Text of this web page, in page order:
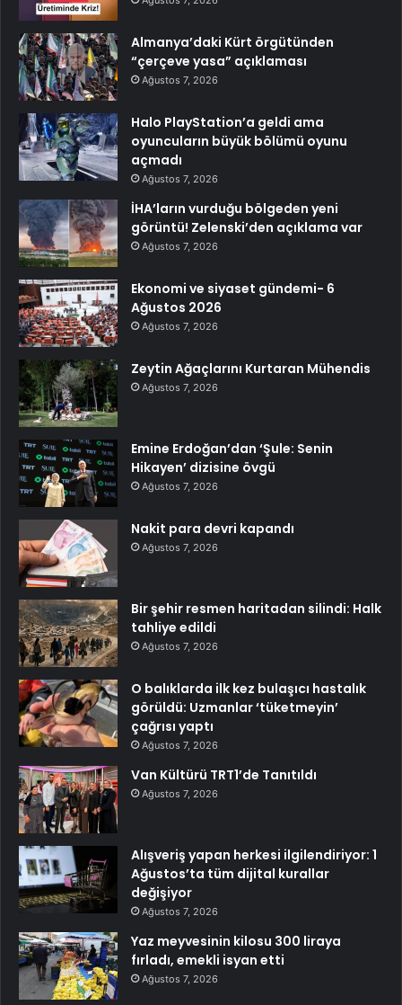
Almanya’daki Kürt örgütünden
“çerçeve yasa” açıklaması
Ağustos 7, 2026
Halo PlayStation’a geldi ama
oyuncuların büyük bölümü oyunu
açmadı
Ağustos 7, 2026
İHA’ların vurduğu bölgeden yeni
görüntü! Zelenski’den açıklama var
Ağustos 7, 2026
Ekonomi ve siyaset gündemi- 6
Ağustos 2026
Ağustos 7, 2026
Zeytin Ağaçlarını Kurtaran Mühendis
Ağustos 7, 2026
Emine Erdoğan’dan ‘Şule: Senin
Hikayen’ dizisine övgü
Ağustos 7, 2026
Nakit para devri kapandı
Ağustos 7, 2026
Bir şehir resmen haritadan silindi: Halk
tahliye edildi
Ağustos 7, 2026
O balıklarda ilk kez bulaşıcı hastalık
görüldü: Uzmanlar ‘tüketmeyin’
çağrısı yaptı
Ağustos 7, 2026
Van Kültürü TRT1’de Tanıtıldı
Ağustos 7, 2026
Alışveriş yapan herkesi ilgilendiriyor: 1
Ağustos’ta tüm dijital kurallar
değişiyor
Ağustos 7, 2026
Yaz meyvesinin kilosu 300 liraya
fırladı, emekli isyan etti
Ağustos 7, 2026